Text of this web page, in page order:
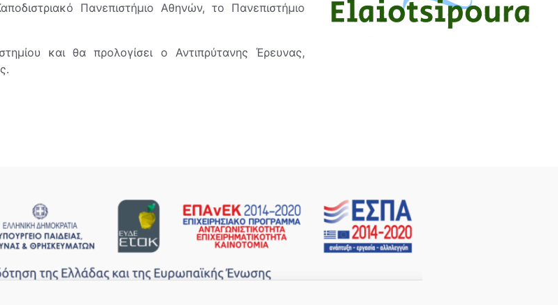
Πανεπιστήμιο Αθηνών, το Πανεπιστήμιο
και θα προλογίσει ο Αντιπρύτανης Έρευνας,